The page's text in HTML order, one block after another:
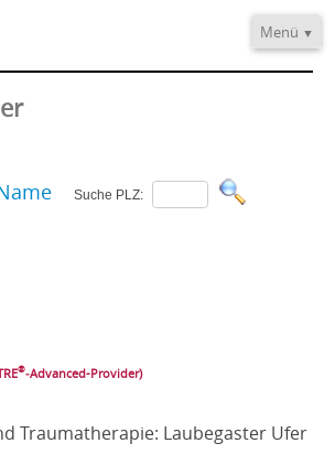
TRE
®-Provider
Menü
Suche PLZ:
®‑Advanced-Provider)
Traumatherapie: Laubegaster Ufer